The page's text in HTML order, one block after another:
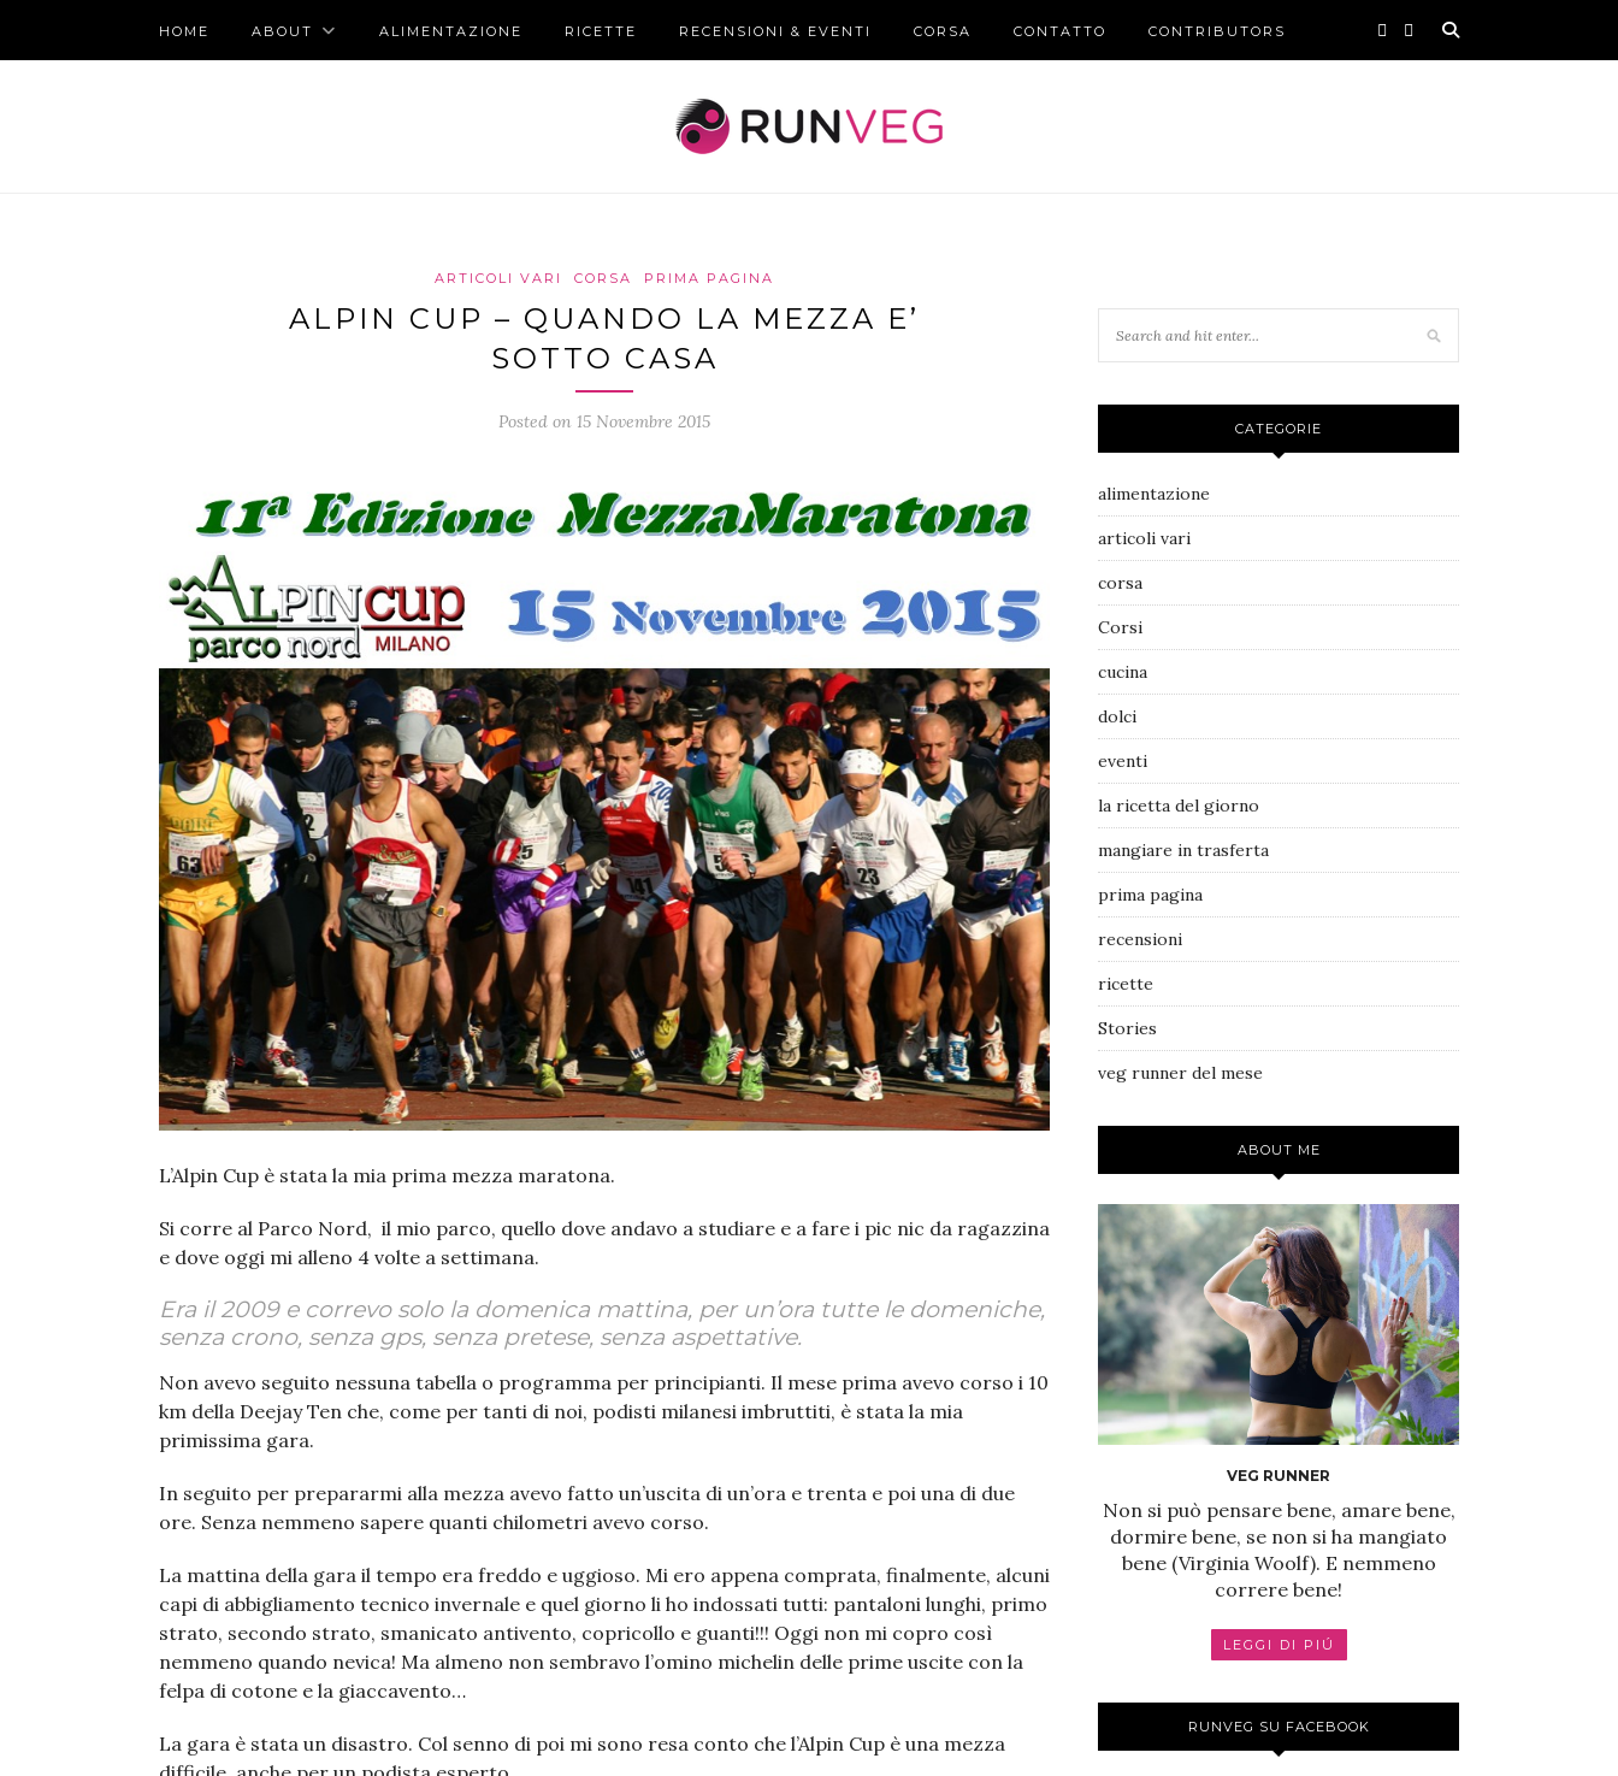
HOME ABOUT ALIMENTAZIONE RICETTE RECENSIONI & EVENTI CORSA CONTATTO CONTRIBUTORS
ARTICOLI VARI CORSA PRIMA PAGINA
ALPIN CUP – QUANDO LA MEZZA E’
SOTTO CASA
Posted on 15 Novembre 2015
L’Alpin Cup è stata la mia prima mezza maratona.
Si corre al Parco Nord, il mio parco, quello dove andavo a studiare e a fare i pic nic da ragazzina
e dove oggi mi alleno 4 volte a settimana.
Era il 2009 e correvo solo la domenica mattina, per un’ora tutte le domeniche,
senza crono, senza gps, senza pretese, senza aspettative.
Non avevo seguito nessuna tabella o programma per principianti. Il mese prima avevo corso i 10
km della Deejay Ten che, come per tanti di noi, podisti milanesi imbruttiti, è stata la mia
primissima gara.
In seguito per prepararmi alla mezza avevo fatto un’uscita di un’ora e trenta e poi una di due
ore. Senza nemmeno sapere quanti chilometri avevo corso.
La mattina della gara il tempo era freddo e uggioso. Mi ero appena comprata, finalmente, alcuni
capi di abbigliamento tecnico invernale e quel giorno li ho indossati tutti: pantaloni lunghi, primo
strato, secondo strato, smanicato antivento, copricollo e guanti!!! Oggi non mi copro così
nemmeno quando nevica! Ma almeno non sembravo l’omino michelin delle prime uscite con la
felpa di cotone e la giaccavento…
La gara è stata un disastro. Col senno di poi mi sono resa conto che l’Alpin Cup è una mezza
CATEGORIE
alimentazione
articoli vari
corsa
Corsi
cucina
dolci
eventi
la ricetta del giorno
mangiare in trasferta
prima pagina
recensioni
ricette
Stories
veg runner del mese
ABOUT ME
VEG RUNNER
Non si può pensare bene, amare bene,
dormire bene, se non si ha mangiato
bene (Virginia Woolf). E nemmeno
correre bene!
LEGGI DI PIÚ
RUNVEG SU FACEBOOK